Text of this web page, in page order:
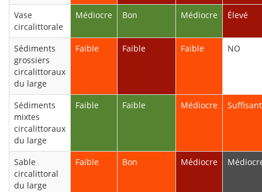
Vase
circalittorale
Médiocre Bon Médiocre Élevé
Sédiments
grossiers
circalittoraux
du large
Faible Faible Faible NO
Sédiments
mixtes
circalittoraux
du large
Faible Faible Médiocre Suffisant
Sable
circalittoral
du large
Faible Bon Médiocre